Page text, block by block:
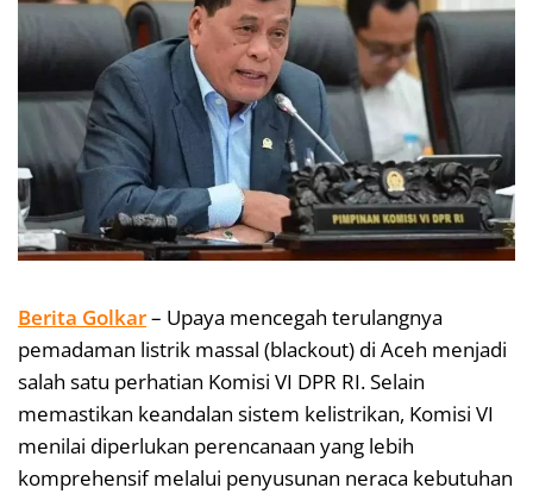
Berita Golkar– Upaya mencegah terulangnya
pemadaman listrik massal (blackout) di Aceh menjadi
salah satu perhatian Komisi VI DPR RI. Selain
memastikan keandalan sistem kelistrikan, Komisi VI
menilai diperlukan perencanaan yang lebih
komprehensif melalui penyusunan neraca kebutuhan